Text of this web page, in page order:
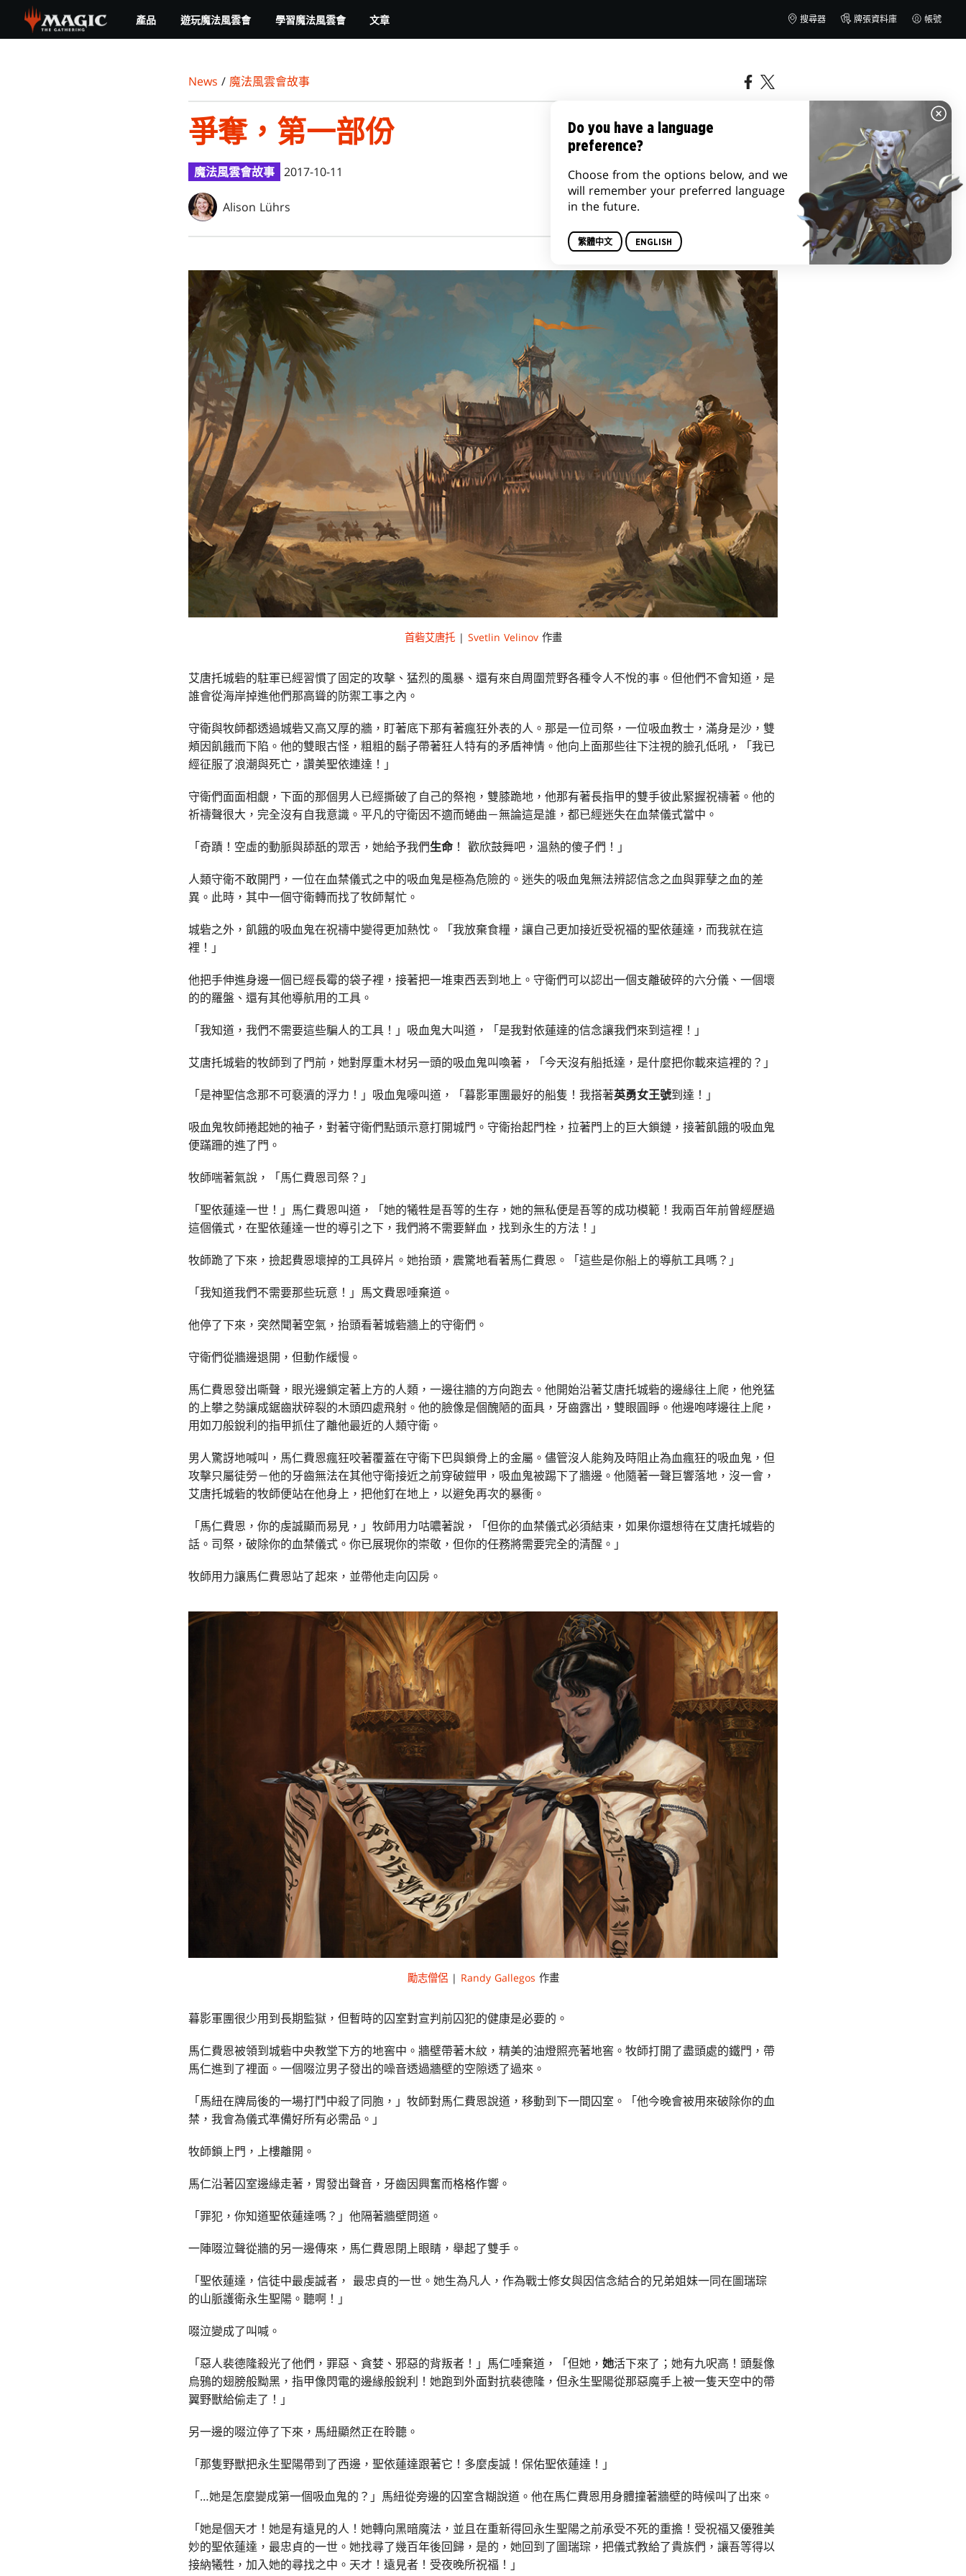
main
產品 遊玩魔法風雲會 學習魔法風雲會 文章 搜尋器 牌張資料庫 帳號
News / 魔法風雲會故事
爭奪，第一部份
魔法風雲會故事 2017-10-11
Alison Lührs
首砦艾唐托| Svetlin Velinov作畫
艾唐托城砦的駐軍已經習慣了固定的攻擊、猛烈的風暴、還有來自周圍荒野各種令人不悅的事。但他們不會知道，是
誰會從海岸掉進他們那高聳的防禦工事之內。
守衛與牧師都透過城砦又高又厚的牆，盯著底下那有著瘋狂外表的人。那是一位司祭，一位吸血教士，滿身是沙，雙
頰因飢餓而下陷。他的雙眼古怪，粗粗的鬍子帶著狂人特有的矛盾神情。他向上面那些往下注視的臉孔低吼，「我已
經征服了浪潮與死亡，讚美聖依連達！」
守衛們面面相覷，下面的那個男人已經撕破了自己的祭袍，雙膝跪地，他那有著長指甲的雙手彼此緊握祝禱著。他的
祈禱聲很大，完全沒有自我意識。平凡的守衛因不適而蜷曲－無論這是誰，都已經迷失在血禁儀式當中。
「奇蹟！空虛的動脈與舔舐的眾舌，她給予我們生命 ！ 歡欣鼓舞吧，溫熱的傻子們！」
人類守衛不敢開門，一位在血禁儀式之中的吸血鬼是極為危險的。迷失的吸血鬼無法辨認信念之血與罪孽之血的差
異。此時，其中一個守衛轉而找了牧師幫忙。
城砦之外，飢餓的吸血鬼在祝禱中變得更加熱忱。「我放棄食糧，讓自己更加接近受祝福的聖依蓮達，而我就在這
裡！」
他把手伸進身邊一個已經長霉的袋子裡，接著把一堆東西丟到地上。守衛們可以認出一個支離破碎的六分儀、一個壞
的的羅盤、還有其他導航用的工具。
「我知道，我們不需要這些騙人的工具！」吸血鬼大叫道，「是我對依蓮達的信念讓我們來到這裡！」
艾唐托城砦的牧師到了門前，她對厚重木材另一頭的吸血鬼叫喚著，「今天沒有船抵達，是什麼把你載來這裡的？」
「是神聖信念那不可褻瀆的浮力！」吸血鬼嚎叫道，「暮影軍團最好的船隻！我搭著英勇女王號到達！」
吸血鬼牧師捲起她的袖子，對著守衛們點頭示意打開城門。守衛抬起門栓，拉著門上的巨大鎖鏈，接著飢餓的吸血鬼
便蹣跚的進了門。
牧師喘著氣說，「馬仁費恩司祭？」
「聖依蓮達一世！」馬仁費恩叫道，「她的犧牲是吾等的生存，她的無私便是吾等的成功模範！我兩百年前曾經歷過
這個儀式，在聖依蓮達一世的導引之下，我們將不需要鮮血，找到永生的方法！」
牧師跪了下來，撿起費恩壞掉的工具碎片。她抬頭，震驚地看著馬仁費恩。「這些是你船上的導航工具嗎？」
「我知道我們不需要那些玩意！」馬文費恩唾棄道。
他停了下來，突然聞著空氣，抬頭看著城砦牆上的守衛們。
守衛們從牆邊退開，但動作緩慢。
馬仁費恩發出嘶聲，眼光邊鎖定著上方的人類，一邊往牆的方向跑去。他開始沿著艾唐托城砦的邊緣往上爬，他兇猛
的上攀之勢讓成鋸齒狀碎裂的木頭四處飛射。他的臉像是個醜陋的面具，牙齒露出，雙眼圓睜。他邊咆哮邊往上爬，
用如刀般銳利的指甲抓住了離他最近的人類守衛。
男人驚訝地喊叫，馬仁費恩瘋狂咬著覆蓋在守衛下巴與鎖骨上的金屬。儘管沒人能夠及時阻止為血瘋狂的吸血鬼，但
攻擊只屬徒勞－他的牙齒無法在其他守衛接近之前穿破鎧甲，吸血鬼被踢下了牆邊。他隨著一聲巨響落地，沒一會，
艾唐托城砦的牧師便站在他身上，把他釘在地上，以避免再次的暴衝。
「馬仁費恩，你的虔誠顯而易見，」牧師用力咕噥著說，「但你的血禁儀式必須結束，如果你還想待在艾唐托城砦的
話。司祭，破除你的血禁儀式。你已展現你的崇敬，但你的任務將需要完全的清醒。」
牧師用力讓馬仁費恩站了起來，並帶他走向囚房。
勵志僧侶| Randy Gallegos 作畫
暮影軍團很少用到長期監獄，但暫時的囚室對宣判前囚犯的健康是必要的。
馬仁費恩被領到城砦中央教堂下方的地窖中。牆壁帶著木紋，精美的油燈照亮著地窖。牧師打開了盡頭處的鐵門，帶
馬仁進到了裡面。一個啜泣男子發出的噪音透過牆壁的空隙透了過來。
「馬紐在牌局後的一場打鬥中殺了同胞，」牧師對馬仁費恩說道，移動到下一間囚室。「他今晚會被用來破除你的血
禁，我會為儀式準備好所有必需品。」
牧師鎖上門，上樓離開。
馬仁沿著囚室邊緣走著，胃發出聲音，牙齒因興奮而格格作響。
「罪犯，你知道聖依蓮達嗎？」他隔著牆壁問道。
一陣啜泣聲從牆的另一邊傳來，馬仁費恩閉上眼睛，舉起了雙手。
「聖依蓮達，信徒中最虔誠者， 最忠貞的一世。她生為凡人，作為戰士修女與因信念結合的兄弟姐妹一同在圖瑞琮
的山脈護衛永生聖陽。聽啊！」
啜泣變成了叫喊。
「惡人裴德隆殺光了他們，罪惡、貪婪、邪惡的背叛者！」馬仁唾棄道，「但她， 她活下來了；她有九呎高！頭髮像
烏鴉的翅膀般黝黑，指甲像閃電的邊緣般銳利！她跑到外面對抗裴德隆，但永生聖陽從那惡魔手上被一隻天空中的帶
翼野獸給偷走了！」
另一邊的啜泣停了下來，馬紐顯然正在聆聽。
「那隻野獸把永生聖陽帶到了西邊，聖依蓮達跟著它！多麼虔誠！保佑聖依蓮達！」
「…她是怎麼變成第一個吸血鬼的？」馬紐從旁邊的囚室含糊說道。他在馬仁費恩用身體撞著牆壁的時候叫了出來。
「她是個天才！她是有遠見的人！她轉向黑暗魔法，並且在重新得回永生聖陽之前承受不死的重擔！受祝福又優雅美
妙的聖依蓮達，最忠貞的一世。她找尋了幾百年後回歸，是的，她回到了圖瑞琮，把儀式教給了貴族們，讓吾等得以
接納犧牲，加入她的尋找之中。天才！遠見者！受夜晚所祝福！」
Do you have a language
preference?
Choose from the options below, and we
will remember your preferred language
in the future.
繁體中文 ENGLISH